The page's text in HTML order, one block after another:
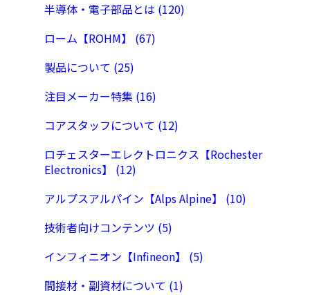
半導体・電子部品とは (120)
ローム【ROHM】 (67)
製品について (25)
注目メーカー特集 (16)
コアスタッフについて (12)
ロチェスターエレクトロニクス【Rochester
Electronics】 (12)
アルプスアルパイン【Alps Alpine】 (10)
技術者向けコンテンツ (5)
インフィニオン【Infineon】 (5)
間接材・副資材について (1)